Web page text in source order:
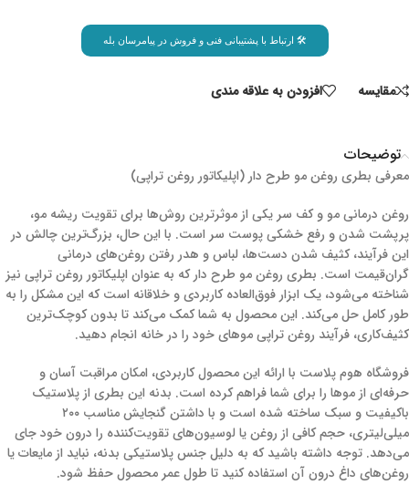
🛠 ارتباط با پشتیبانی فنی و فروش در پیامرسان بله
مقايسه افزودن به علاقه مندی
توضیحات
معرفی بطری روغن مو طرح دار (اپلیکاتور روغن تراپی)
روغن درمانی مو و کف سر یکی از موثرترین روش‌ها برای تقویت ریشه مو،
پرپشت شدن و رفع خشکی پوست سر است. با این حال، بزرگ‌ترین چالش در
این فرآیند، کثیف شدن دست‌ها، لباس و هدر رفتن روغن‌های درمانی
گران‌قیمت است. بطری روغن مو طرح دار که به عنوان اپلیکاتور روغن تراپی نیز
شناخته می‌شود، یک ابزار فوق‌العاده کاربردی و خلاقانه است که این مشکل را به
طور کامل حل می‌کند. این محصول به شما کمک می‌کند تا بدون کوچک‌ترین
کثیف‌کاری، فرآیند روغن تراپی موهای خود را در خانه انجام دهید.
فروشگاه هوم پلاست با ارائه این محصول کاربردی، امکان مراقبت آسان و
حرفه‌ای از موها را برای شما فراهم کرده است. بدنه این بطری از پلاستیک
باکیفیت و سبک ساخته شده است و با داشتن گنجایش مناسب ۲۰۰
میلی‌لیتری، حجم کافی از روغن یا لوسیون‌های تقویت‌کننده را درون خود جای
می‌دهد. توجه داشته باشید که به دلیل جنس پلاستیکی بدنه، نباید از مایعات یا
روغن‌های داغ درون آن استفاده کنید تا طول عمر محصول حفظ شود.